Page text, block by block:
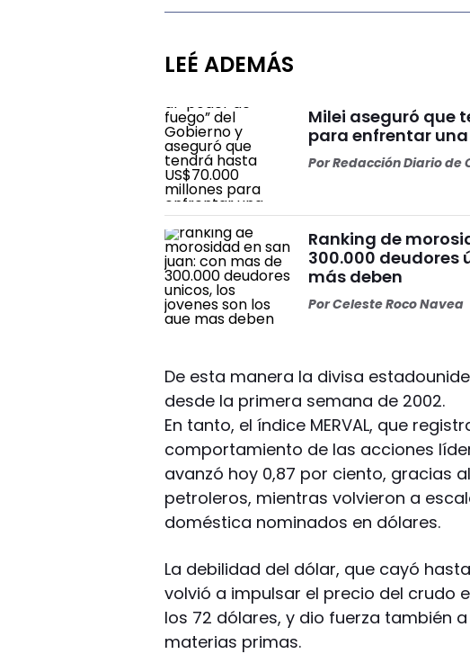
LEÉ ADEMÁS
Milei aseguró que
para enfrentar
PorRedacción Diario de
Ranking de
300.000 deudores
más deben
PorCeleste Roco Navea
De esta manera la divisa
desde la primera semana de 2002.
En tanto, el índice MERVAL, que
comportamiento de las acciones
avanzó hoy 0,87 por ciento, gracias
petroleros, mientras volvieron a
doméstica nominados en dólares.
La debilidad del dólar, que cayó
volvió a impulsar el precio del crudo
los 72 dólares, y dio fuerza también
materias primas.